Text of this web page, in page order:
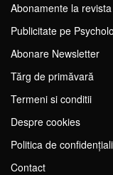
Abonamente la
Publicitate pe
Abonare Newsletter
Tărg de primăvară
Termeni si conditii
Despre cookies
Politica de
Contact